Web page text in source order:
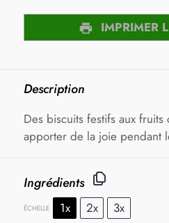
IMPRIMER
Description
Des biscuits festifs aux
apporter de la joie pendant
Ingrédients
ÉCHELLE 1x 2x 3x